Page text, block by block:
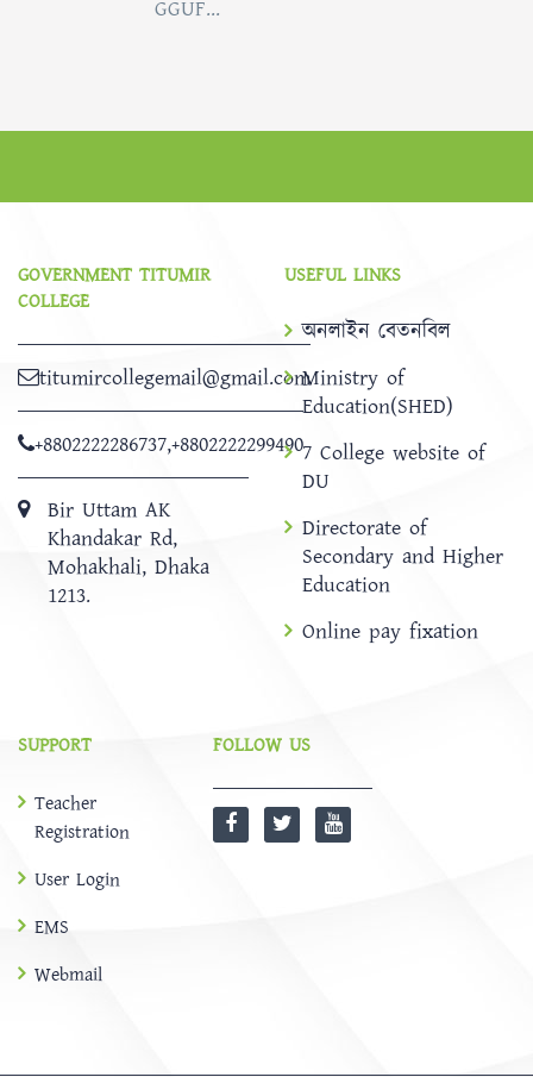
GGUF...
GOVERNMENT TITUMIR
COLLEGE
titumircollegemail@gmail.com
+8802222286737,+8802222299490
Bir Uttam AK
Khandakar Rd,
Mohakhali, Dhaka
1213.
USEFUL LINKS
অনলাইন বেতনবিল
Ministry of
Education(SHED)
7 College website of
DU
Directorate of
Secondary and Higher
Education
Online pay fixation
SUPPORT
Teacher
Registration
User Login
EMS
Webmail
FOLLOW US